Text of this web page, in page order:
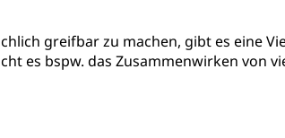
greifbar zu machen, gibt es eine
es bspw. das Zusammenwirken von